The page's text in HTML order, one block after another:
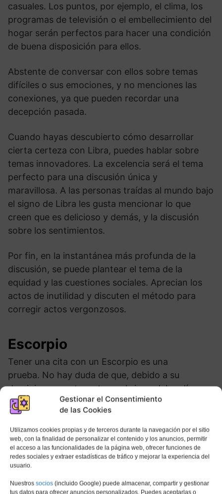
Gestionar el Consentimiento
de las Cookies
Utilizamos cookies propias y de terceros durante la navegación por el sitio
web, con la finalidad de personalizar el contenido y los anuncios, permitir
el acceso a las funcionalidades de la página web, ofrecer funciones de
redes sociales y extraer estadísticas de tráfico y mejorar la experiencia del
usuario.
Nuestros socios (incluido Google) puede almacenar, compartir y gestionar
tus datos para ofrecer anuncios personalizados. Puedes aceptarlas o
casuales. Los puntos, por ejemplo, el clima, los
programas de televisión o el embellecimiento del
hogar serán perfectos para hacer una condición
de buena disposición para ellos.
Abstente de conversar con ellos sobre temas
difíciles o sus emociones, y no menciones las
conexiones, ya que pueden recordar una
decepción pasada.
Cuando hayas descubierto cómo desarrollar
cierta certeza con Libra, puedes hablar sobre
temas innovadores. La excelencia será el tema
perfecto para una discusión única y
maravillosa. A las personas traídas al mundo bajo
el signo de Libra les gusta mencionar lo que
creen que es delicioso y demás, y la discusión
sobre los sentimientos.
Por fin, en la instantánea más profunda de la
discusión, se puede plantear el tema de la
equidad y las cuestiones sociales. Aprecian los
actos de inutilidad y discuten el método para
corregir actos vergonzosos.
Escorpio
Tener una cita con un Escorpio es una
prueba. No hay duda de que, debido a su
dominio y secreto, este es el signo del zodíaco
más problemático para familiarizarse y
atraer. Sin embargo, no se congele, resista la
tentación de entrar en pánico, con el argumento
de que hay algunas acrobacias para separar sus
divisores y llegar a sus corazones sensibles.
Para hacer que se relajen y se abran, debes